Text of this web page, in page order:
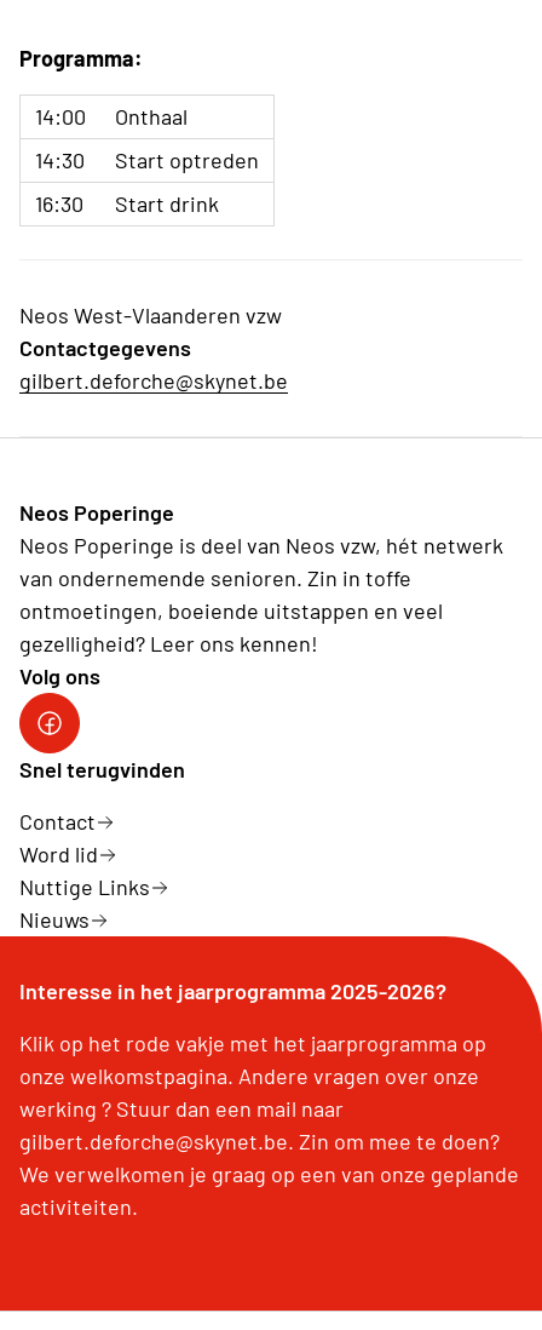
Programma:
14:00
Onthaal
14:30
Start optreden
16:30
Start drink
Neos West-Vlaanderen vzw
Contactgegevens
gilbert.deforche@skynet.be
Neos Poperinge
Neos Poperinge is deel van Neos vzw, hét netwerk
van ondernemende senioren. Zin in toffe
ontmoetingen, boeiende uitstappen en veel
gezelligheid? Leer ons kennen!
Volg ons
Snel terugvinden
Contact
Word lid
Nuttige Links
Nieuws
Interesse in het jaarprogramma 2025-2026?
Klik op het rode vakje met het jaarprogramma op
onze welkomstpagina. Andere vragen over onze
werking ? Stuur dan een mail naar
gilbert.deforche@skynet.be. Zin om mee te doen?
We verwelkomen je graag op een van onze geplande
activiteiten.